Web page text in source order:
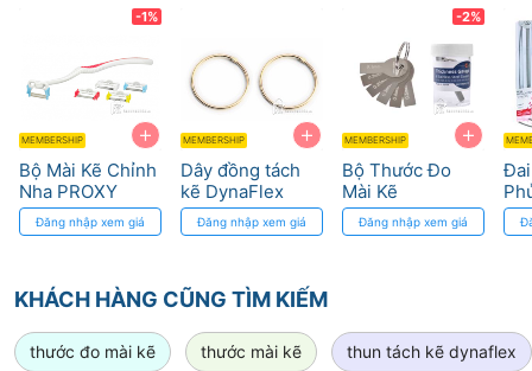
+
-1%
MEMBERSHIP
Bộ Mài Kẽ Chỉnh
Nha PROXY
STRIP NTI - Độ
Chính Xác Cao
Đăng nhập xem giá
+
MEMBERSHIP
Dây đồng tách
kẽ DynaFlex
Đăng nhập xem giá
+
-2%
MEMBERSHIP
Bộ Thước Đo
Mài Kẽ
Myungsung
Đăng nhập xem giá
Đai
KHÁCH HÀNG CŨNG TÌM KIẾM
thước đo mài kẽ thước mài kẽ thun tách kẽ dynaflex